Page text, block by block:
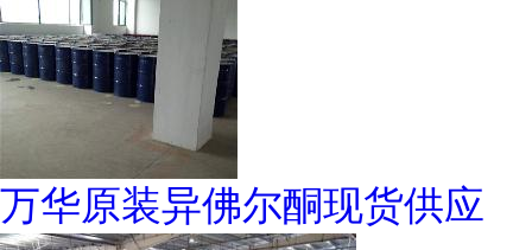
万华原装异佛尔酮现货供应